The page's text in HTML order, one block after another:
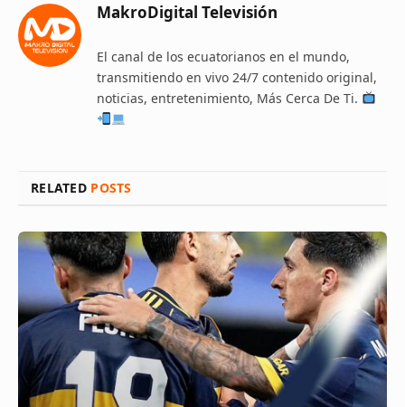
MakroDigital Televisión
El canal de los ecuatorianos en el mundo,
transmitiendo en vivo 24/7 contenido original,
noticias, entretenimiento, Más Cerca De Ti.
RELATED POSTS